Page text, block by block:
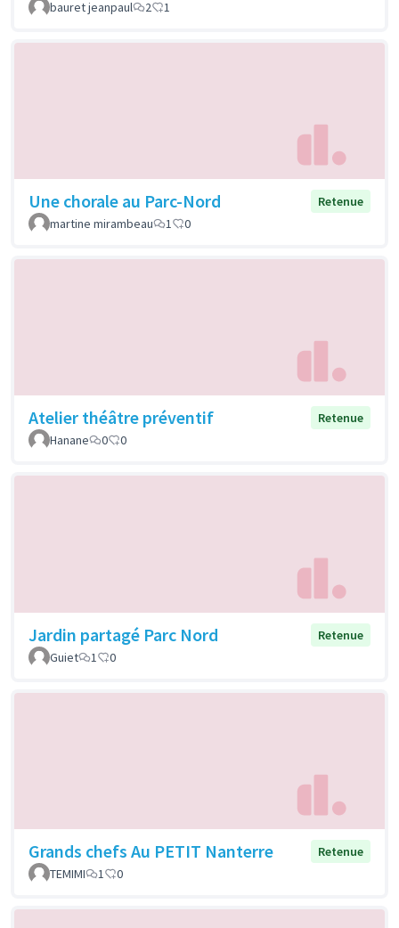
bauret jeanpaul 2 1
Une chorale au Parc-Nord
Retenue
martine mirambeau
1 0
Atelier théâtre préventif
Retenue
Hanane
0 0
Jardin partagé Parc Nord
Retenue
Guiet
1 0
Grands chefs Au PETIT Nanterre
Retenue
TEMIMI
1 0